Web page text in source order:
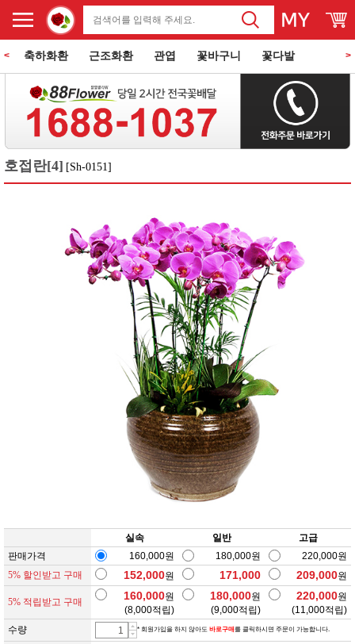
< 축하화환 근조화환 관엽 꽃바구니 꽃다발
동양란 서양란 과일바구니 꽃과 케익 쌀화환
>
호접란[4] [Sh-0151]
실속 일반
고급
판매가격
160,000원 180,000원
220,000원
5% 할인받고 구매
152,000원 171,000 209,000원
5% 적립받고 구매 160,000원
(8,000적립)
180,000원
(9,000적립)
220,000원
(11,000적립)
수량
* 회원가입을 하지 않아도 바로구매를 클릭하시면 주문이 가능합니다.